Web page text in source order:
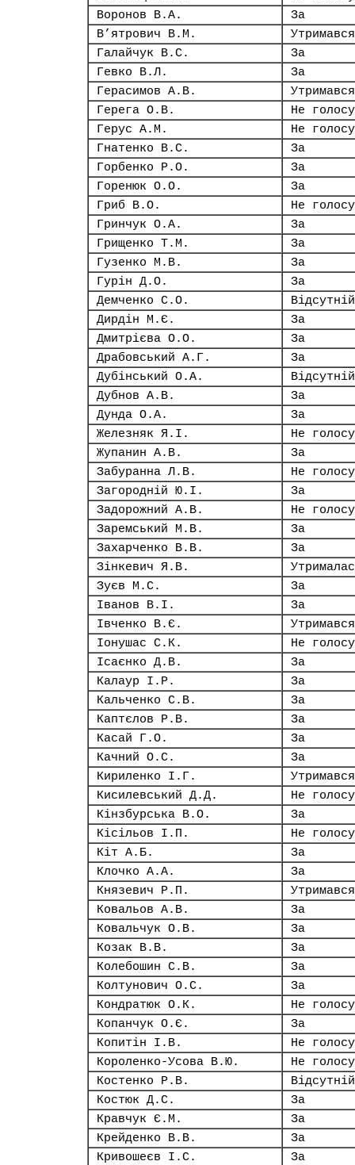
Воронов В.А.
За
В’ятрович В.М.
Утримався
Галайчук В.С.
За
Гевко В.Л.
За
Герасимов А.В.
Утримався
Герега О.В.
Не
Герус А.М.
Не
Гнатенко В.С.
За
Горбенко Р.О.
За
Горенюк О.О.
За
Гриб В.О.
Не
Гринчук О.А.
За
Грищенко Т.М.
За
Гузенко М.В.
За
Гурін Д.О.
За
Демченко С.О.
Відсутній
Дирдін М.Є.
За
Дмитрієва О.О.
За
Драбовський А.Г.
За
Дубінський О.А.
Відсутній
Дубнов А.В.
За
Дунда О.А.
За
Железняк Я.І.
Не
Жупанин А.В.
За
Забуранна Л.В.
Не
Загородній Ю.І.
За
Задорожний А.В.
Не
Заремський М.В.
За
Захарченко В.В.
За
Зінкевич Я.В.
Зуєв М.С.
За
Іванов В.І.
За
Івченко В.Є.
Утримався
Іонушас С.К.
Не
Ісаєнко Д.В.
За
Калаур І.Р.
За
Кальченко С.В.
За
Каптєлов Р.В.
За
Касай Г.О.
За
Качний О.С.
За
Кириленко І.Г.
Утримався
Кисилевський Д.Д.
Не
Кінзбурська В.О.
За
Кісільов І.П.
Не
Кіт А.Б.
За
Клочко А.А.
За
Князевич Р.П.
Утримався
Ковальов А.В.
За
Ковальчук О.В.
За
Козак В.В.
За
Колебошин С.В.
За
Колтунович О.С.
За
Кондратюк О.К.
Не
Копанчук О.Є.
За
Копитін І.В.
Не
Короленко-Усова В.Ю.
Не
Костенко Р.В.
Відсутній
Костюк Д.С.
За
Кравчук Є.М.
За
Крейденко В.В.
За
Кривошеєв І.С.
За